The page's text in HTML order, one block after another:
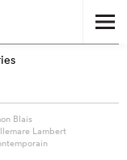
Blais
Lambert